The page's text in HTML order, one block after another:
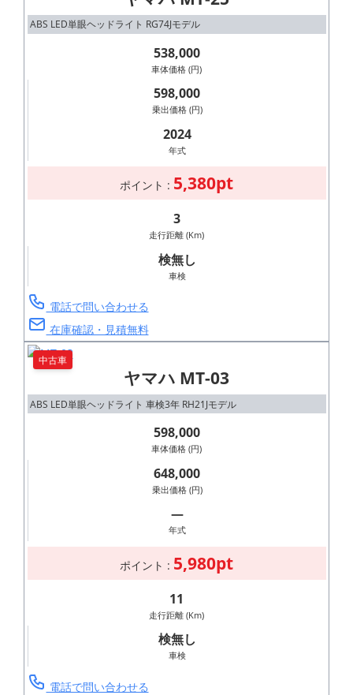
ABS LED単眼ヘッドライト RG74Jモデル
538,000
車体価格 (円)
598,000
乗出価格 (円)
2024
年式
ポイント : 5,380pt
3
走行距離 (Km)
検無し
車検
電話で問い合わせる
在庫確認・見積無料
中古車
ヤマハ MT-03
ABS LED単眼ヘッドライト 車検3年 RH21Jモデル
598,000
車体価格 (円)
648,000
乗出価格 (円)
―
年式
ポイント : 5,980pt
11
走行距離 (Km)
検無し
車検
電話で問い合わせる